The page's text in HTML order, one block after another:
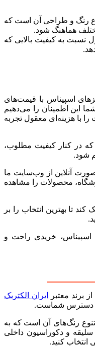
رنگ و طراحی آن است که
هماهنگ شود.
نسبت به کیفیت بالایی که
اسپیناس با قیمت‌های
این اطمینان را می‌دهیم
را با هزینه‌ای معقول تجربه
در کنار کیفیت مطلوب،
شود.
آنلاین از وب‌سایت ما
محصولات را مشاهده
تا بهترین انتخاب را بر
اسپیناس، خریدی راحت و
از برند معتبر
ایران الکتریک
دسترس شماست.
رنگ‌های آن است که به
سلیقه و دکوراسیون داخلی
انتخاب کنید.